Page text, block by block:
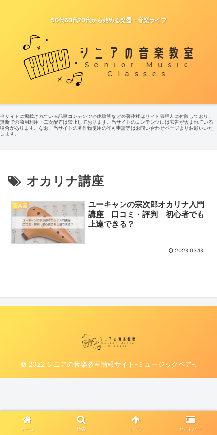
50代60代70代から始める楽器・音楽ライフ
当サイトに掲載されている記事コンテンツや体験談などの著作権はサイト管理人に付随しており、
無断での商用利用・二次配布は禁止しております。当サイトのコンテンツには広告が含まれている
場合があります。なお、当サイトの著作物使用の許可申請等はお問い合わせページよりお願いいた
します。
オカリナ講座
管楽器
ユーキャンの宗次郎オカリナ入門
講座 口コミ・評判 初心者でも
上達できる？
2023.03.18
© 2022 シニアの音楽教室情報サイト-ミュージックベア-.
ホーム 検索 トップ サイドバー